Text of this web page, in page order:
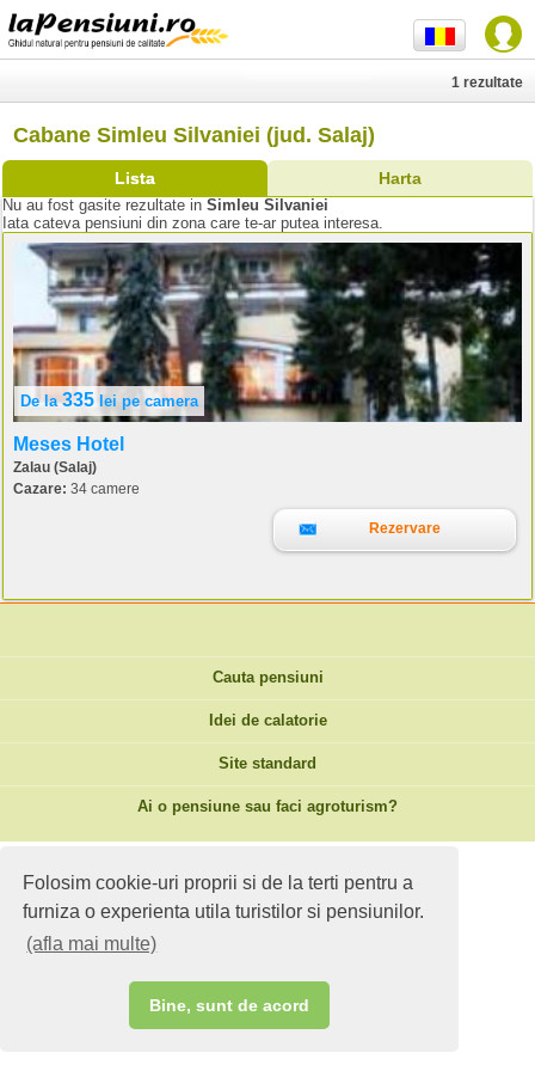
Folosim cookie-uri proprii si de la terti pentru a
furniza o experienta utila turistilor si pensiunilor.
(afla mai multe)
Bine, sunt de acord
Cabane Simleu Silvaniei (jud. Salaj)
Lista Harta
1 rezultate
Nu au fost gasite rezultate in Simleu Silvaniei
Iata cateva pensiuni din zona care te-ar putea interesa.
De la335 lei pe camera
Meses Hotel
Zalau (Salaj)
Cazare: 34 camere
Rezervare
Cauta pensiuni
Idei de calatorie
Site standard
Ai o pensiune sau faci agroturism?